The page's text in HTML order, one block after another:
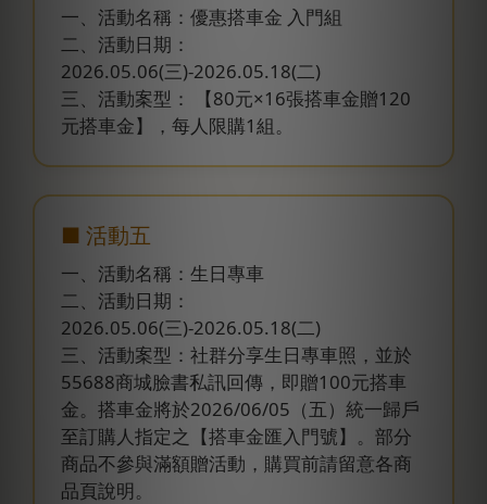
一、活動名稱：優惠搭車金 入門組
二、活動日期：
2026.05.06(三)-2026.05.18(二)
三、活動案型： 【80元×16張搭車金贈120
元搭車金】，每人限購1組。
■ 活動五
一、活動名稱：生日專車
二、活動日期：
2026.05.06(三)-2026.05.18(二)
三、活動案型：社群分享生日專車照，並於
55688商城臉書私訊回傳，即贈100元搭車
金。搭車金將於2026/06/05（五）統一歸戶
至訂購人指定之【搭車金匯入門號】。部分
商品不參與滿額贈活動，購買前請留意各商
品頁說明。